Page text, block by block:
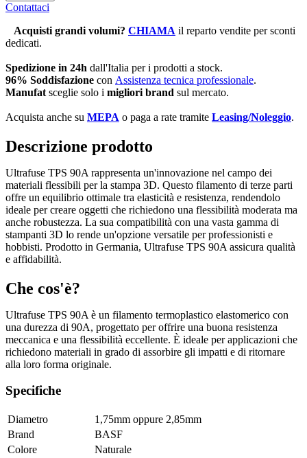
Contattaci
Acquisti grandi volumi? CHIAMA il reparto vendite per sconti
dedicati.
Spedizione in 24h dall'Italia per i prodotti a stock.
96% Soddisfazione con Assistenza tecnica professionale.
Manufat sceglie solo i migliori brand sul mercato.
Acquista anche su MEPA o paga a rate tramite Leasing/Noleggio.
Descrizione prodotto
Ultrafuse TPS 90A rappresenta un'innovazione nel campo dei
materiali flessibili per la stampa 3D. Questo filamento di terze parti
offre un equilibrio ottimale tra elasticità e resistenza, rendendolo
ideale per creare oggetti che richiedono una flessibilità moderata ma
anche robustezza. La sua compatibilità con una vasta gamma di
stampanti 3D lo rende un'opzione versatile per professionisti e
hobbisti. Prodotto in Germania, Ultrafuse TPS 90A assicura qualità
e affidabilità.
Che cos'è?
Ultrafuse TPS 90A è un filamento termoplastico elastomerico con
una durezza di 90A, progettato per offrire una buona resistenza
meccanica e una flessibilità eccellente. È ideale per applicazioni che
richiedono materiali in grado di assorbire gli impatti e di ritornare
alla loro forma originale.
Specifiche
Diametro 1,75mm oppure 2,85mm
Brand
BASF
Colore
Naturale